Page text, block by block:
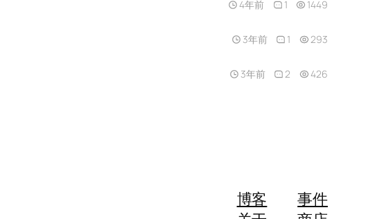
4年前 1 1449
3年前 1 293
3年前 2 426
博客
事件